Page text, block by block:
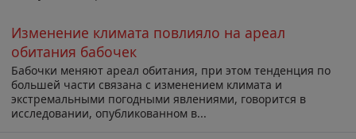
Изменение климата повлияло на ареал
обитания бабочек
Бабочки меняют ареал обитания, при этом тенденция по
большей части связана с изменением климата и
экстремальными погодными явлениями, говорится в
исследовании, опубликованном в...